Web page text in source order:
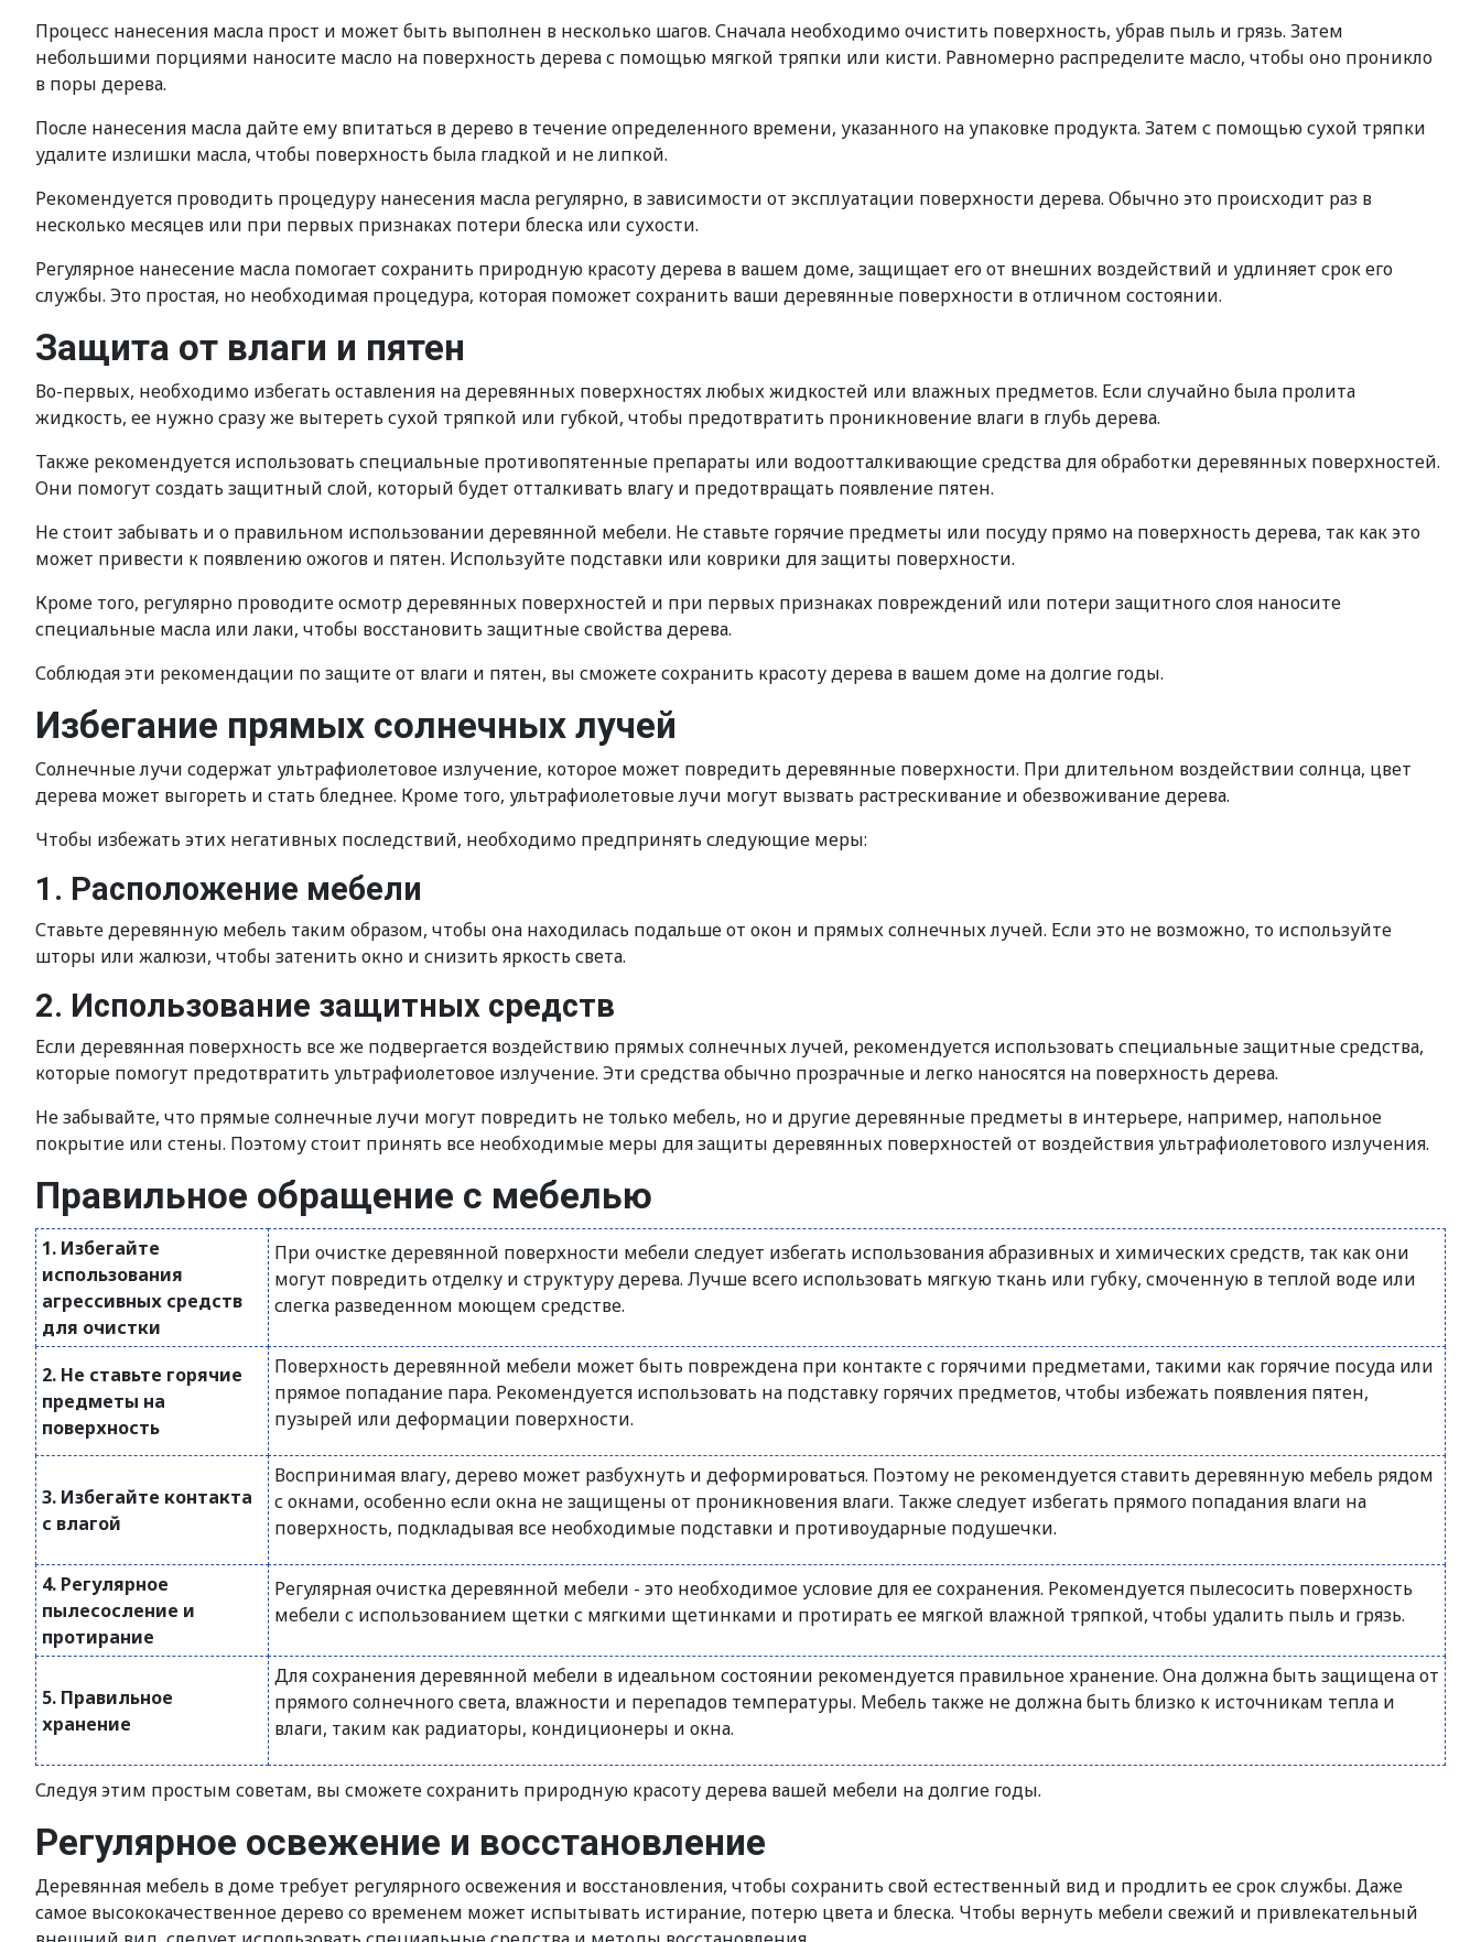
Процесс нанесения масла прост и может быть выполнен в несколько шагов. Сначала необходимо очистить поверхность, убрав пыль и грязь. Затем
небольшими порциями наносите масло на поверхность дерева с помощью мягкой тряпки или кисти. Равномерно распределите масло, чтобы оно проникло
в поры дерева.
После нанесения масла дайте ему впитаться в дерево в течение определенного времени, указанного на упаковке продукта. Затем с помощью сухой тряпки
удалите излишки масла, чтобы поверхность была гладкой и не липкой.
Рекомендуется проводить процедуру нанесения масла регулярно, в зависимости от эксплуатации поверхности дерева. Обычно это происходит раз в
несколько месяцев или при первых признаках потери блеска или сухости.
Регулярное нанесение масла помогает сохранить природную красоту дерева в вашем доме, защищает его от внешних воздействий и удлиняет срок его
службы. Это простая, но необходимая процедура, которая поможет сохранить ваши деревянные поверхности в отличном состоянии.
Защита от влаги и пятен
Во-первых, необходимо избегать оставления на деревянных поверхностях любых жидкостей или влажных предметов. Если случайно была пролита
жидкость, ее нужно сразу же вытереть сухой тряпкой или губкой, чтобы предотвратить проникновение влаги в глубь дерева.
Также рекомендуется использовать специальные противопятенные препараты или водоотталкивающие средства для обработки деревянных поверхностей.
Они помогут создать защитный слой, который будет отталкивать влагу и предотвращать появление пятен.
Не стоит забывать и о правильном использовании деревянной мебели. Не ставьте горячие предметы или посуду прямо на поверхность дерева, так как это
может привести к появлению ожогов и пятен. Используйте подставки или коврики для защиты поверхности.
Кроме того, регулярно проводите осмотр деревянных поверхностей и при первых признаках повреждений или потери защитного слоя наносите
специальные масла или лаки, чтобы восстановить защитные свойства дерева.
Соблюдая эти рекомендации по защите от влаги и пятен, вы сможете сохранить красоту дерева в вашем доме на долгие годы.
Избегание прямых солнечных лучей
Солнечные лучи содержат ультрафиолетовое излучение, которое может повредить деревянные поверхности. При длительном воздействии солнца, цвет
дерева может выгореть и стать бледнее. Кроме того, ультрафиолетовые лучи могут вызвать растрескивание и обезвоживание дерева.
Чтобы избежать этих негативных последствий, необходимо предпринять следующие меры:
1. Расположение мебели
Ставьте деревянную мебель таким образом, чтобы она находилась подальше от окон и прямых солнечных лучей. Если это не возможно, то используйте
шторы или жалюзи, чтобы затенить окно и снизить яркость света.
2. Использование защитных средств
Если деревянная поверхность все же подвергается воздействию прямых солнечных лучей, рекомендуется использовать специальные защитные средства,
которые помогут предотвратить ультрафиолетовое излучение. Эти средства обычно прозрачные и легко наносятся на поверхность дерева.
Не забывайте, что прямые солнечные лучи могут повредить не только мебель, но и другие деревянные предметы в интерьере, например, напольное
покрытие или стены. Поэтому стоит принять все необходимые меры для защиты деревянных поверхностей от воздействия ультрафиолетового излучения.
Правильное обращение с мебелью
1. Избегайте
использования
агрессивных средств
для очистки
При очистке деревянной поверхности мебели следует избегать использования абразивных и химических средств, так как они
могут повредить отделку и структуру дерева. Лучше всего использовать мягкую ткань или губку, смоченную в теплой воде или
слегка разведенном моющем средстве.
2. Не ставьте горячие
предметы на
поверхность
Поверхность деревянной мебели может быть повреждена при контакте с горячими предметами, такими как горячие посуда или
прямое попадание пара. Рекомендуется использовать на подставку горячих предметов, чтобы избежать появления пятен,
пузырей или деформации поверхности.
3. Избегайте контакта
с влагой
Воспринимая влагу, дерево может разбухнуть и деформироваться. Поэтому не рекомендуется ставить деревянную мебель рядом
с окнами, особенно если окна не защищены от проникновения влаги. Также следует избегать прямого попадания влаги на
поверхность, подкладывая все необходимые подставки и противоударные подушечки.
4. Регулярное
пылесосление и
протирание
Регулярная очистка деревянной мебели - это необходимое условие для ее сохранения. Рекомендуется пылесосить поверхность
мебели с использованием щетки с мягкими щетинками и протирать ее мягкой влажной тряпкой, чтобы удалить пыль и грязь.
5. Правильное
хранение
Для сохранения деревянной мебели в идеальном состоянии рекомендуется правильное хранение. Она должна быть защищена от
прямого солнечного света, влажности и перепадов температуры. Мебель также не должна быть близко к источникам тепла и
влаги, таким как радиаторы, кондиционеры и окна.
Следуя этим простым советам, вы сможете сохранить природную красоту дерева вашей мебели на долгие годы.
Регулярное освежение и восстановление
Деревянная мебель в доме требует регулярного освежения и восстановления, чтобы сохранить свой естественный вид и продлить ее срок службы. Даже
самое высококачественное дерево со временем может испытывать истирание, потерю цвета и блеска. Чтобы вернуть мебели свежий и привлекательный